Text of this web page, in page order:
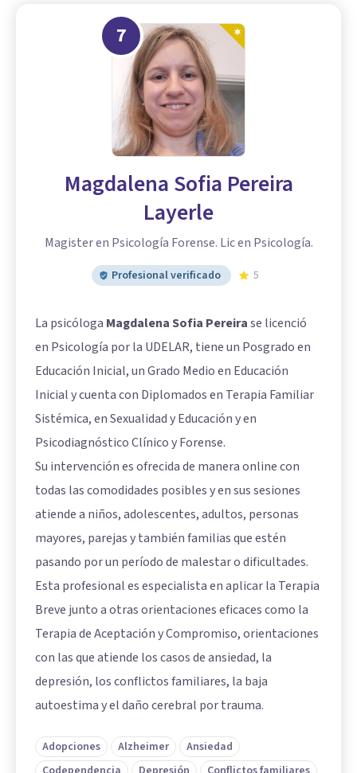
7
Magdalena Sofia Pereira
Layerle
Magister en Psicología Forense. Lic en Psicología.
Profesional verificado 5
La psicóloga Magdalena Sofia Pereirase licenció
en Psicología por la UDELAR, tiene un Posgrado en
Educación Inicial, un Grado Medio en Educación
Inicial y cuenta con Diplomados en Terapia Familiar
Sistémica, en Sexualidad y Educación y en
Psicodiagnóstico Clínico y Forense.
Su intervención es ofrecida de manera online con
todas las comodidades posibles y en sus sesiones
atiende a niños, adolescentes, adultos, personas
mayores, parejas y también familias que estén
pasando por un período de malestar o dificultades.
Esta profesional es especialista en aplicar la Terapia
Breve junto a otras orientaciones eficaces como la
Terapia de Aceptación y Compromiso, orientaciones
con las que atiende los casos de ansiedad, la
depresión, los conflictos familiares, la baja
autoestima y el daño cerebral por trauma.
Adopciones Alzheimer
Ansiedad